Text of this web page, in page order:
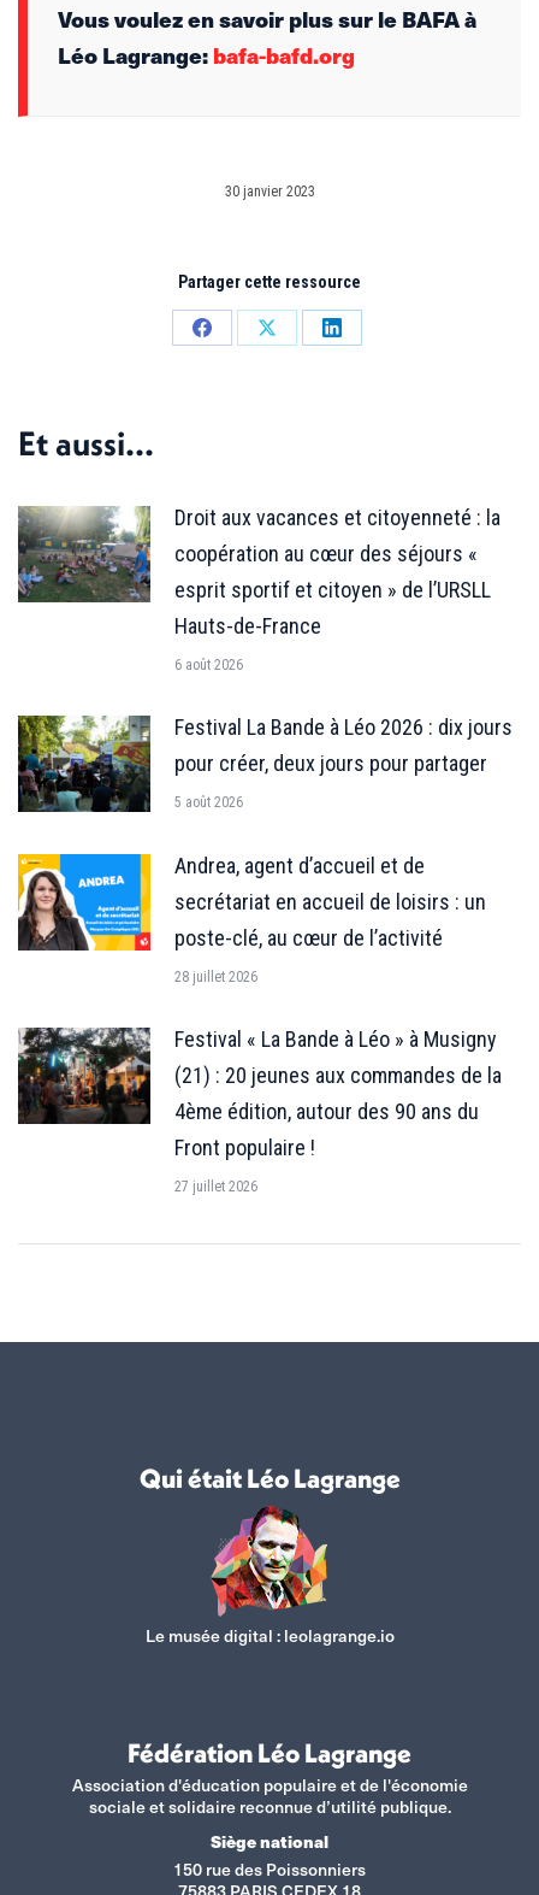
Vous voulez en savoir plus sur le BAFA à
Léo Lagrange:bafa-bafd.org
30 janvier 2023
Partager cette ressource
PartagerPartagerPartager
Et aussi...
Droit aux vacances et citoyenneté : la
coopération au cœur des séjours «
esprit sportif et citoyen » de l’URSLL
Hauts-de-France
6 août 2026
Festival La Bande à Léo 2026 : dix jours
pour créer, deux jours pour partager
5 août 2026
Andrea, agent d’accueil et de
secrétariat en accueil de loisirs : un
poste-clé, au cœur de l’activité
28 juillet 2026
Festival « La Bande à Léo » à Musigny
(21) : 20 jeunes aux commandes de la
4ème édition, autour des 90 ans du
Front populaire !
27 juillet 2026
Qui était Léo Lagrange
Le musée digital :leolagrange.io
Fédération Léo Lagrange
Association d'éducation populaire et de l'économie
sociale et solidaire reconnue d’utilité publique.
Siège national
150 rue des Poissonniers